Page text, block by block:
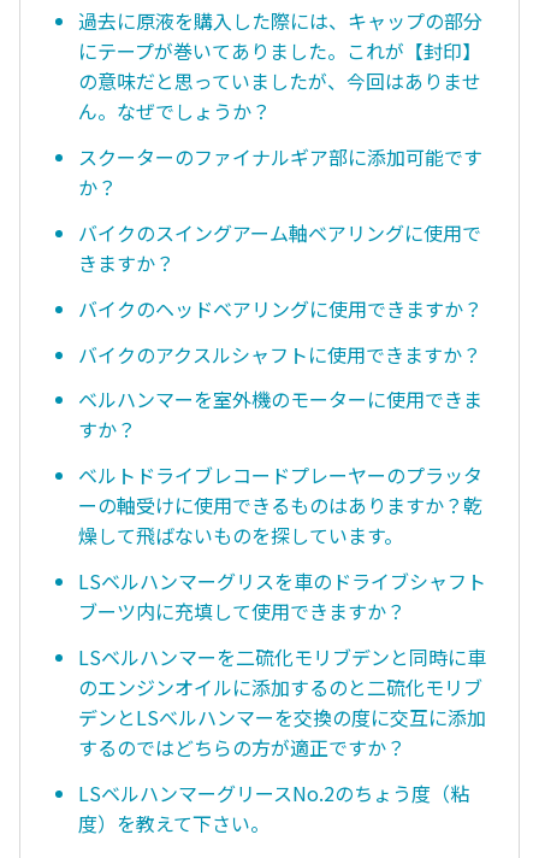
過去に原液を購入した際には、キャップの部分
にテープが巻いてありました。これが【封印】
の意味だと思っていましたが、今回はありませ
ん。なぜでしょうか？
スクーターのファイナルギア部に添加可能です
か？
バイクのスイングアーム軸ベアリングに使用で
きますか？
バイクのヘッドベアリングに使用できますか？
バイクのアクスルシャフトに使用できますか？
ベルハンマーを室外機のモーターに使用できま
すか？
ベルトドライブレコードプレーヤーのプラッタ
ーの軸受けに使用できるものはありますか？乾
燥して飛ばないものを探しています。
LSベルハンマーグリスを車のドライブシャフト
ブーツ内に充填して使用できますか？
LSベルハンマーを二硫化モリブデンと同時に車
のエンジンオイルに添加するのと二硫化モリブ
デンとLSべルハンマーを交換の度に交互に添加
するのではどちらの方が適正ですか？
LSベルハンマーグリースNo.2のちょう度（粘
度）を教えて下さい。